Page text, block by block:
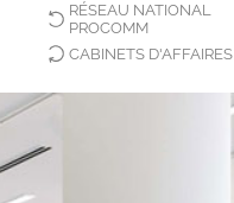
RÉSEAU NATIONAL
PROCOMM
CABINETS D'AFFAIRES